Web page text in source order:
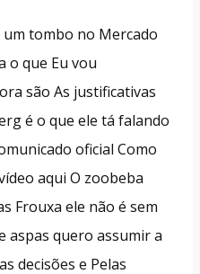
tombo no Mercado
o que Eu vou
são As justificativas
é o que ele tá falando
oficial Como
aqui O zoobeba
Frouxa ele não é sem
aspas quero assumir a
decisões e Pelas